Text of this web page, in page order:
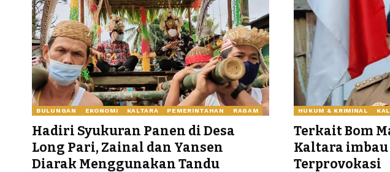
BULUNGAN EKONOMI KALTARA PEMERINTAHAN RAGAM
Hadiri Syukuran Panen di Desa
Long Pari, Zainal dan Yansen
Diarak Menggunakan Tandu
HUKUM & KRIMINAL
Terkait Bom
Kaltara
Terprovokasi